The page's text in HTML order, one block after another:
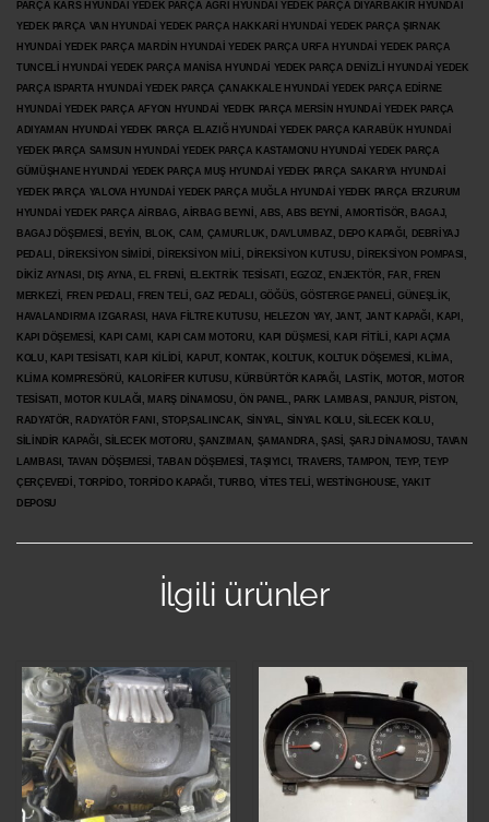
PARÇA KARS HYUNDAİ YEDEK PARÇA AĞRI HYUNDAİ YEDEK PARÇA DİYARBAKIR HYUNDAİ
YEDEK PARÇA VAN HYUNDAİ YEDEK PARÇA HAKKARİ HYUNDAİ YEDEK PARÇA ŞIRNAK
HYUNDAİ YEDEK PARÇA MARDİN HYUNDAİ YEDEK PARÇA URFA HYUNDAİ YEDEK PARÇA
TUNCELİ HYUNDAİ YEDEK PARÇA MANİSA HYUNDAİ YEDEK PARÇA DENİZLİ HYUNDAİ YEDEK
PARÇA ISPARTA HYUNDAİ YEDEK PARÇA ÇANAKKALE HYUNDAİ YEDEK PARÇA EDİRNE
HYUNDAİ YEDEK PARÇA AFYON HYUNDAİ YEDEK PARÇA MERSİN HYUNDAİ YEDEK PARÇA
ADIYAMAN HYUNDAİ YEDEK PARÇA ELAZIĞ HYUNDAİ YEDEK PARÇA KARABÜK HYUNDAİ
YEDEK PARÇA SAMSUN HYUNDAİ YEDEK PARÇA KASTAMONU HYUNDAİ YEDEK PARÇA
GÜMÜŞHANE HYUNDAİ YEDEK PARÇA MUŞ HYUNDAİ YEDEK PARÇA SAKARYA HYUNDAİ
YEDEK PARÇA YALOVA HYUNDAİ YEDEK PARÇA MUĞLA HYUNDAİ YEDEK PARÇA ERZURUM
HYUNDAİ YEDEK PARÇA AİRBAG, AİRBAG BEYNİ, ABS, ABS BEYNİ, AMORTİSÖR, BAGAJ,
BAGAJ DÖŞEMESİ, BEYİN, BLOK, CAM, ÇAMURLUK, DAVLUMBAZ, DEPO KAPAĞI, DEBRİYAJ
PEDALI, DİREKSİYON SİMİDİ, DİREKSİYON MİLİ, DİREKSİYON KUTUSU, DİREKSİYON POMPASI,
DİKİZ AYNASI, DIŞ AYNA, EL FRENİ, ELEKTRİK TESİSATI, EGZOZ, ENJEKTÖR, FAR, FREN
MERKEZİ, FREN PEDALI, FREN TELİ, GAZ PEDALI, GÖĞÜS, GÖSTERGE PANELİ, GÜNEŞLİK,
HAVALANDIRMA IZGARASI, HAVA FİLTRE KUTUSU, HELEZON YAY, JANT, JANT KAPAĞI, KAPI,
KAPI DÖŞEMESİ, KAPI CAMI, KAPI CAM MOTORU, KAPI DÜŞMESİ, KAPI FİTİLİ, KAPI AÇMA
KOLU, KAPI TESİSATI, KAPI KİLİDİ, KAPUT, KONTAK, KOLTUK, KOLTUK DÖŞEMESİ, KLİMA,
KLİMA KOMPRESÖRÜ, KALORİFER KUTUSU, KÜRBÜRTÖR KAPAĞI, LASTİK, MOTOR, MOTOR
TESİSATI, MOTOR KULAĞI, MARŞ DİNAMOSU, ÖN PANEL, PARK LAMBASI, PANJUR, PİSTON,
RADYATÖR, RADYATÖR FANI, STOP,SALINCAK, SİNYAL, SİNYAL KOLU, SİLECEK KOLU,
SİLİNDİR KAPAĞI, SİLECEK MOTORU, ŞANZIMAN, ŞAMANDRA, ŞASİ, ŞARJ DİNAMOSU, TAVAN
LAMBASI, TAVAN DÖŞEMESİ, TABAN DÖŞEMESİ, TAŞIYICI, TRAVERS, TAMPON, TEYP, TEYP
ÇERÇEVEDİ, TORPİDO, TORPİDO KAPAĞI, TURBO, VİTES TELİ, WESTİNGHOUSE, YAKIT
DEPOSU
İlgili ürünler